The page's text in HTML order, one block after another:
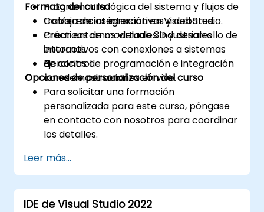
Programar la lógica del sistema y flujos de
trabajo de integración en Visual Studio.
Crear entornos virtuales industriales
interactivos con conexiones a sistemas
de control.
Formato del curso
Conferencias interactivas y debates.
Prácticas de modelado 3D y desarrollo de
entornos.
Ejercicios de programación e integración
con demostraciones en vivo.
Opciones de personalización del curso
Para solicitar una formación
personalizada para este curso, póngase
en contacto con nosotros para coordinar
los detalles.
Leer más...
IDE de Visual Studio 2022